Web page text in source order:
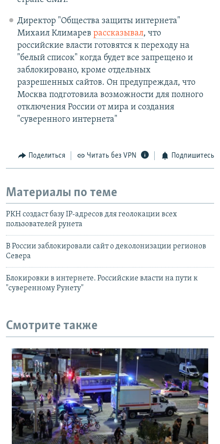
Директор "Общества защиты интернета"
Михаил Климарев рассказывал, что
российские власти готовятся к переходу на
"белый список" когда будет все запрещено и
заблокировано, кроме отдельных
разрешенных сайтов. Он предупреждал, что
Москва подготовила возможности для полного
отключения России от мира и создания
"суверенного интернета"
Поделиться Читать без VPN Подпишитесь
Материалы по теме
РКН создаст базу IP-адресов для геолокации всех
пользователей рунета
В России заблокировали сайт о деколонизации регионов
Севера
Блокировки в интернете. Российские власти на пути к
"суверенному Рунету"
Смотрите также